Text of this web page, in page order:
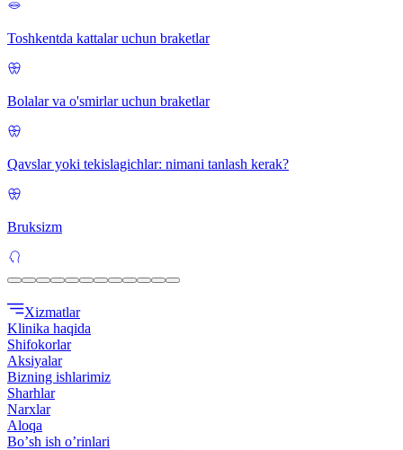
Toshkentda kattalar uchun braketlar
Bolalar va o'smirlar uchun braketlar
Qavslar yoki tekislagichlar: nimani tanlash kerak?
Bruksizm
Xizmatlar
Klinika haqida
Shifokorlar
Aksiyalar
Bizning ishlarimiz
Sharhlar
Narxlar
Aloqa
Boʼsh ish oʼrinlari